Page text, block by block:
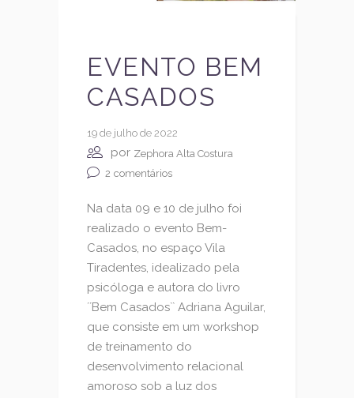
EVENTO BEM
CASADOS
19 de julho de 2022
por Zephora Alta Costura
2 comentários
Na data 09 e 10 de julho foi
realizado o evento Bem-
Casados, no espaço Vila
Tiradentes, idealizado pela
psicóloga e autora do livro
´´Bem Casados`` Adriana Aguilar,
que consiste em um workshop
de treinamento do
desenvolvimento relacional
amoroso sob a luz dos